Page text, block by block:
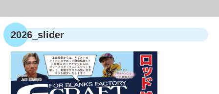
2026_slider